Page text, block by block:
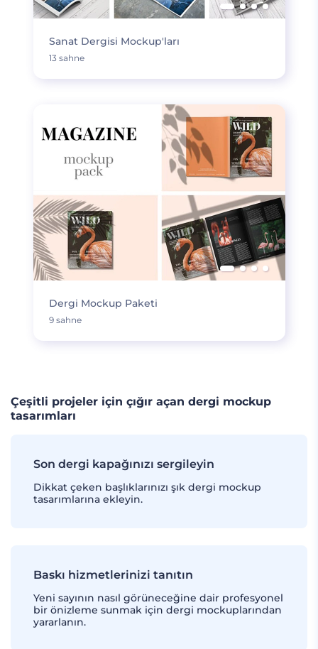
Sanat Dergisi Mockup'ları
13 sahne
Dergi Mockup Paketi
9 sahne
Çeşitli projeler için çığır açan dergi mockup
tasarımları
Son dergi kapağınızı sergileyin
Dikkat çeken başlıklarınızı şık dergi mockup
tasarımlarına ekleyin.
Baskı hizmetlerinizi tanıtın
Yeni sayının nasıl görüneceğine dair profesyonel
bir önizleme sunmak için dergi mockuplarından
yararlanın.